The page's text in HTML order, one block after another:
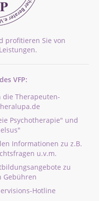
profitieren Sie von
VFP:
Therapeuten-
Psychotherapie" und
Informationen zu z.B.
u.v.m.
zu
Gebühren
Hotline